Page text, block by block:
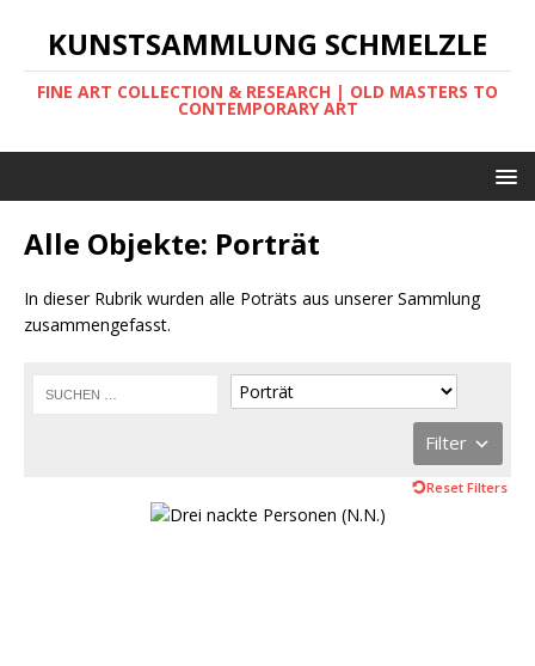
KUNSTSAMMLUNG SCHMELZLE
FINE ART COLLECTION & RESEARCH | OLD MASTERS TO
CONTEMPORARY ART
Alle Objekte: Porträt
In dieser Rubrik wurden alle Poträts aus unserer Sammlung
zusammengefasst.
Filter
Reset Filters